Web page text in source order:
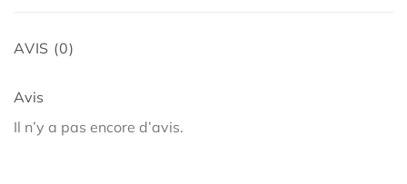
AVIS (0)
Avis
Il n’y a pas encore d’avis.